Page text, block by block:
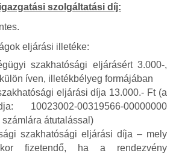
szolgáltatási díj:
eljárási illetéke:
szakhatósági eljárásért 3.000-,
íven, illetékbélyeg formájában
eljárási díja 13.000.- Ft (a
10023002-00319566-00000000
átutalással)
szakhatósági eljárási díja – mely
fizetendő, ha a rendezvény